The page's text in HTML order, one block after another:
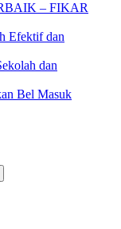
– FIKAR
Efektif dan
dan
Bel Masuk